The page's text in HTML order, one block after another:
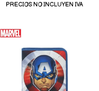
PRECIOS NO INCLUYEN IVA